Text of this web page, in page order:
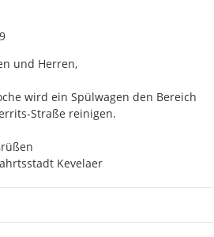
und Herren,
wird ein Spülwagen den Bereich
Straße reinigen.
Kevelaer